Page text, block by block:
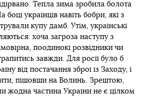
Тепла зима зробила болота
українців навіть бобри, які з
купу дамб. Утім, українські
хоча загроза наступу з
поодинокі розвідники чи
завжди. Для росії було б
від постачання зброї із Заходу, і
пішовши на Волинь. Зрештою,
жодна частина України не є цілком